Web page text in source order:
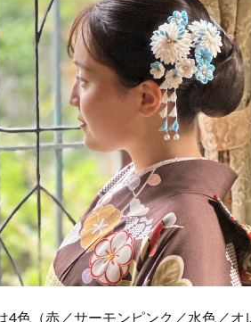
4色（赤／サーモンピンク／水色／オ